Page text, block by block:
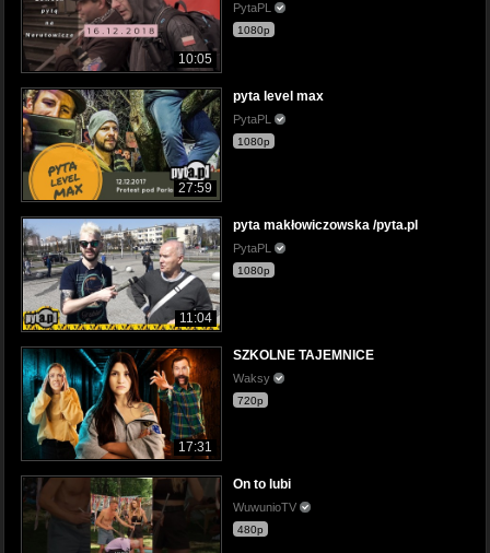
10:05
PytaPL
1080p
27:59
pyta level max
PytaPL
1080p
11:04
pyta makłowiczowska /pyta.pl
PytaPL
1080p
17:31
SZKOLNE TAJEMNICE
Waksy
720p
On to lubi
WuwunioTV
480p